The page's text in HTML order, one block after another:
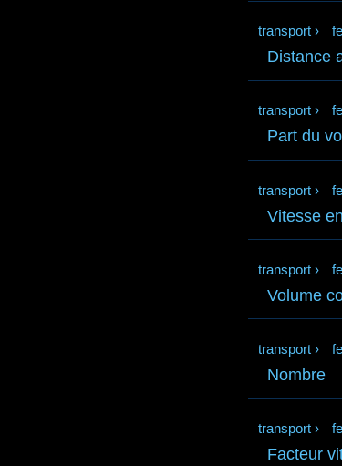
transport ›
Distance
transport ›
Part du
transport ›
Vitesse
transport ›
Volume
transport ›
Nombre
transport ›
Facteur